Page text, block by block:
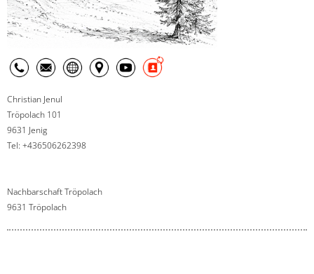
Christian Jenul
Tröpolach 101
9631 Jenig
Tel: +436506262398
Nachbarschaft Tröpolach
9631 Tröpolach